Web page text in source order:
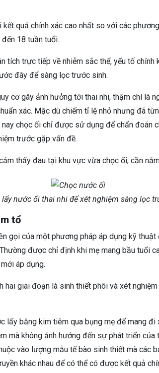
quả chính xác cao nhất so với các
18 tuần tuổi.
tích trực tiếp về nhiễm sắc thể, yếu tố chính
đây để sàng lọc trước sinh.
cơ gây ảnh hưởng tới thai nhi, thậm chí là
xác. Mặc dù chiếm tỉ lệ nhỏ nhưng đã
chọc ối chỉ được sử dụng để chẩn đoán
trước gặp vấn đề.
thấy đau tại khu vực vừa chọc ối, cần
lấy nước ối thai nhi để xét nghiệm sàng lọc
tổ
gọi của một phương pháp áp dụng kỹ
được chỉ định khi mẹ mang bầu tuổi
áp dụng.
hai giai đoạn là sinh thiết phôi và xét
lấy bằng kim tiêm qua bụng mẹ để mang
mà không ảnh hưởng đến sự phát triển của
vào lượng mẫu tế bào sinh thiết mà các
khác nhau để có thể có được kết quả